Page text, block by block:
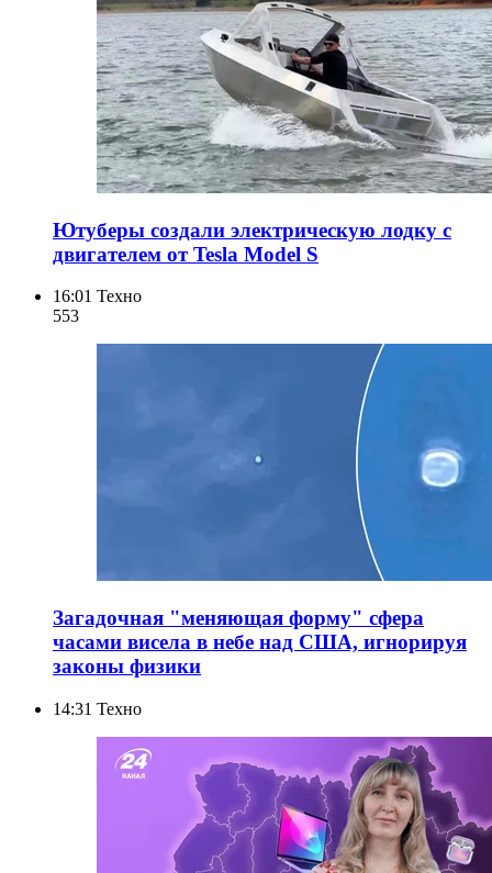
Ютуберы создали электрическую лодку с
двигателем от Tesla Model S
16:01 Техно
553
Загадочная "меняющая форму" сфера
часами висела в небе над США, игнорируя
законы физики
14:31 Техно